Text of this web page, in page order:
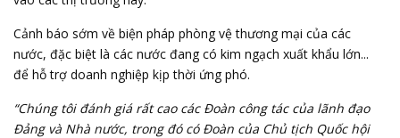
Cảnh báo sớm về biện pháp phòng vệ thương mại của các
nước, đặc biệt là các nước đang có kim ngạch xuất khẩu lớn...
để hỗ trợ doanh nghiệp kịp thời ứng phó.
“Chúng tôi đánh giá rất cao các Đoàn công tác của lãnh đạo
Đảng và Nhà nước, trong đó có Đoàn của Chủ tịch Quốc hội